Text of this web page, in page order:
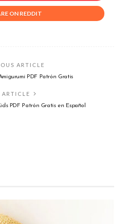
ON REDDIT
ARTICLE
PDF Patrón Gratis
ARTICLE
PDF Patrón Gratis en Español